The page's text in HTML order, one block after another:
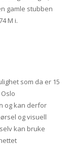
gamle stubben
M i.
som da er 15
og kan derfor
og visuell
kan bruke